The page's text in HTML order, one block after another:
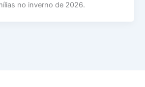
no inverno de 2026.